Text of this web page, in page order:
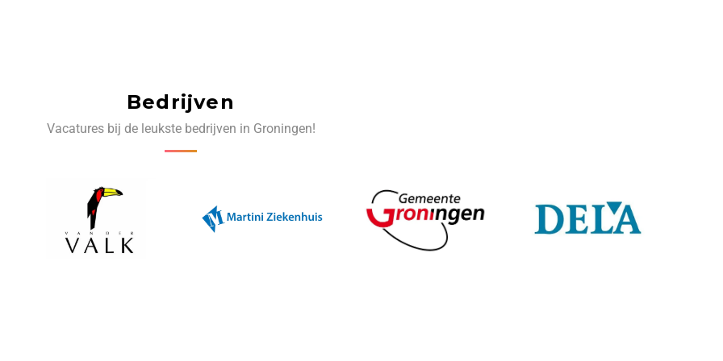
Bedrijven
Vacatures bij de leukste bedrijven in Groningen!